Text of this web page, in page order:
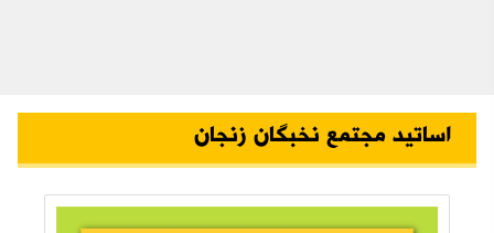
اساتید مجتمع نخبگان زنجان